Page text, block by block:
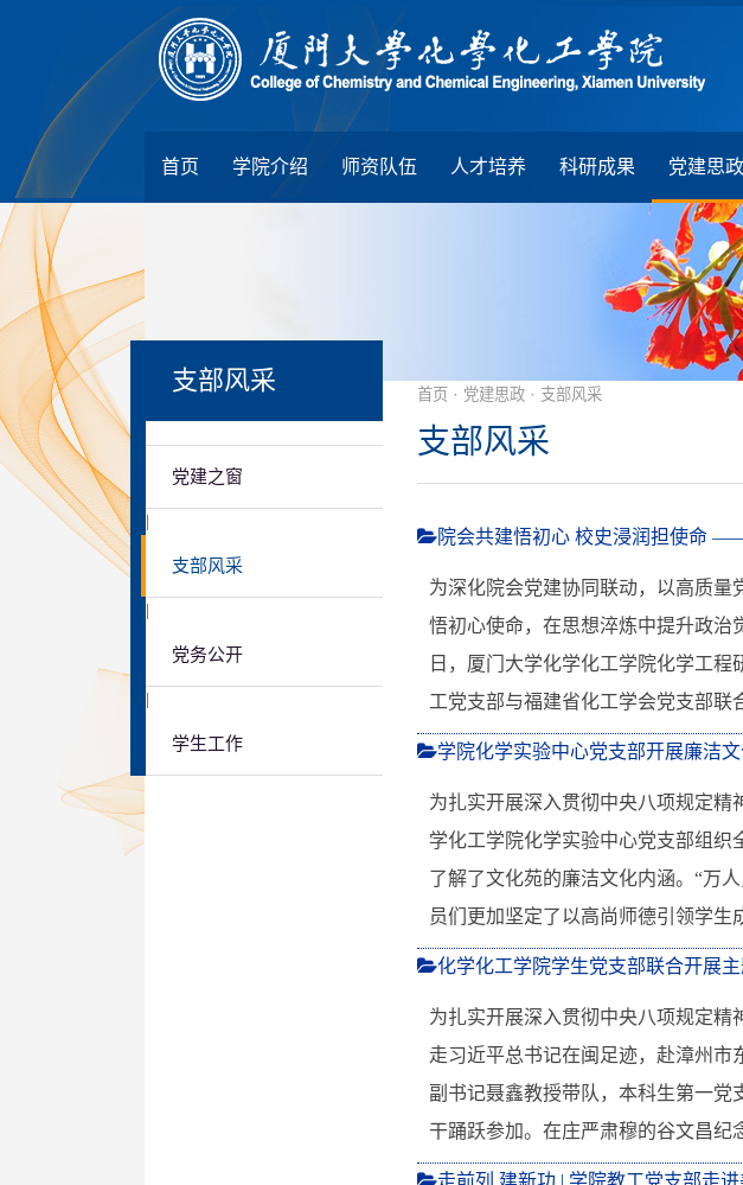
首页 学院介绍 师资队伍 人才培养 科研成果 党建思政
支部风采
党建之窗
支部风采
党务公开
学生工作
首页 · 党建思政 · 支部风采
支部风采
院会共建悟初心 校史浸润担使命
为深化院会党建协同联动，以高质
悟初心使命，在思想淬炼中提升政治
日，厦门大学化学化工学院化学工
工党支部与福建省化工学会党支部联
学院化学实验中心党支部开展廉洁
为扎实开展深入贯彻中央八项规定精
学化工学院化学实验中心党支部组织
了解了文化苑的廉洁文化内涵。“万
员们更加坚定了以高尚师德引领学生
化学化工学院学生党支部联合开展
为扎实开展深入贯彻中央八项规定精
走习近平总书记在闽足迹，赴漳州市
副书记聂鑫教授带队，本科生第一党
干踊跃参加。在庄严肃穆的谷文昌纪
走前列 建新功 | 学院教工党支部走进